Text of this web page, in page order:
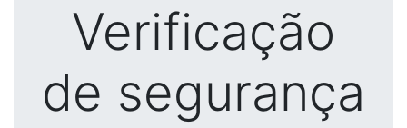
Verificação
de segurança